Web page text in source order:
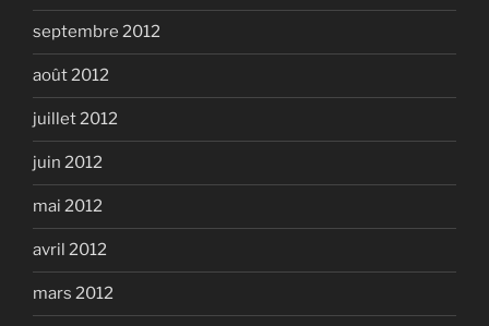
septembre 2012
août 2012
juillet 2012
juin 2012
mai 2012
avril 2012
mars 2012